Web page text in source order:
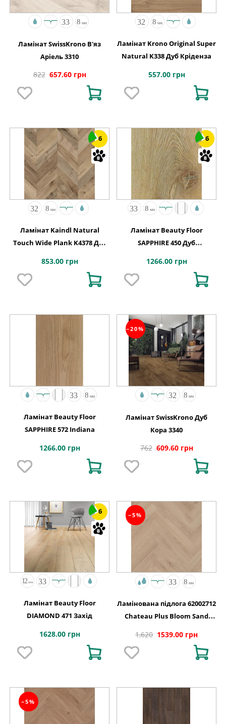
Ламінат SwissKrono В'яз
Аріель 3310
822 657.60 грн
Ламінат Krono Original Super
Natural K338 Дуб Кріденза
557.00 грн
6
Ламінат Kaindl Natural
Touch Wide Plank K4378 Дуб
853.00 грн
6
Ламінат Beauty Floor
SAPPHIRE 450 Дуб
1266.00 грн
Ламінат Beauty Floor
SAPPHIRE 572 Indiana
1266.00 грн
−20%
Ламінат SwissKrono Дуб
Кора 3340
762 609.60 грн
6
Ламінат Beauty Floor
DIAMOND 471 Захід
1628.00 грн
−5%
Ламінована підлога 62002712
Chateau Plus Bloom Sand
1,620 1539.00 грн
−5%